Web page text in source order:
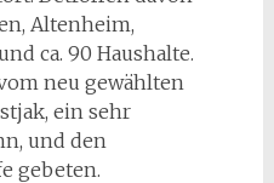
Altenheim,
ca. 90 Haushalte.
neu gewählten
ein sehr
und den
gebeten.